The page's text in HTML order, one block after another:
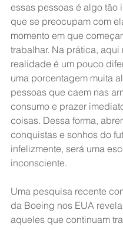
essas pessoas é algo tão
que se preocupam com
momento em que
trabalhar. Na prática, aqui
realidade é um pouco
uma porcentagem muita
pessoas que caem nas
consumo e prazer
coisas. Dessa forma,
conquistas e sonhos do
infelizmente, será uma
inconsciente.
Uma pesquisa recente
da Boeing nos EUA
aqueles que continuam